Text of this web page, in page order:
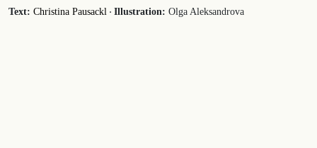
Text: Christina Pausackl · Illustration: Olga Aleksandrova